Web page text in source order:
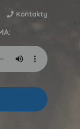
Kontakty